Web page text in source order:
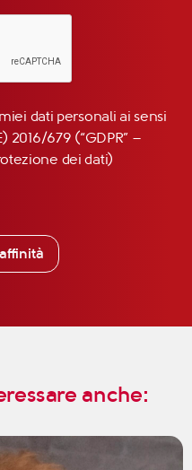
dati personali ai sensi
2016/679 (“GDPR” –
dei dati)
anche: